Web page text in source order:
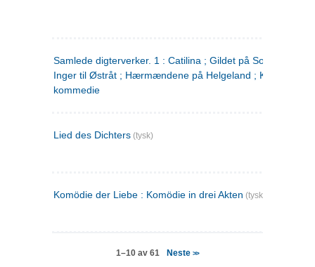
Samlede digterverker. 1 : Catilina ; Gildet på Solhaug ; Fru
Inger til Østråt ; Hærmændene på Helgeland ;
kommedie
Lied des Dichters (tysk)
Komödie der Liebe : Komödie in drei Akten (tysk)
1–10 av 61 Neste>>